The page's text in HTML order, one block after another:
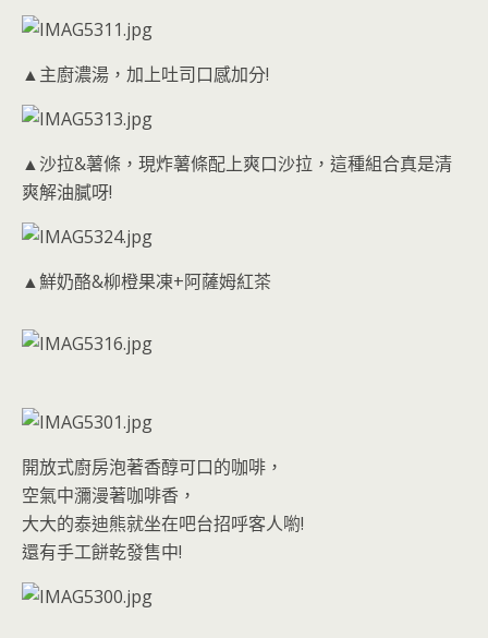
▲主廚濃湯，加上吐司口感加分!
▲沙拉&薯條，現炸薯條配上爽口沙拉，這種組合真是清
爽解油膩呀!
▲鮮奶酪&柳橙果凍+阿薩姆紅茶
開放式廚房泡著香醇可口的咖啡，
空氣中瀰漫著咖啡香，
大大的泰迪熊就坐在吧台招呼客人喲!
還有手工餅乾發售中!